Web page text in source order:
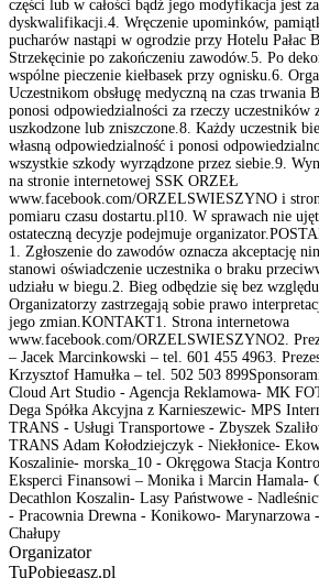
części lub w całości bądź jego modyfikacja jest
dyskwalifikacji.4. Wręczenie upominków,
pucharów nastąpi w ogrodzie przy Hotelu Pałac
Strzekęcinie po zakończeniu zawodów.5. Po
wspólne pieczenie kiełbasek przy ognisku.6.
Uczestnikom obsługę medyczną na czas trwania
ponosi odpowiedzialności za rzeczy uczestników
uszkodzone lub zniszczone.8. Każdy uczestnik
własną odpowiedzialność i ponosi
wszystkie szkody wyrządzone przez siebie.9.
na stronie internetowej SSK ORZEŁ
www.facebook.com/ORZELSWIESZYNO i
pomiaru czasu dostartu.pl10. W sprawach nie
ostateczną decyzje podejmuje
1. Zgłoszenie do zawodów oznacza akceptację
stanowi oświadczenie uczestnika o braku
udziału w biegu.2. Bieg odbędzie się bez
Organizatorzy zastrzegają sobie prawo
jego zmian.KONTAKT1. Strona internetowa
www.facebook.com/ORZELSWIESZYNO2.
– Jacek Marcinkowski – tel. 601 455 4963.
Krzysztof Hamułka – tel. 502 503
Cloud Art Studio - Agencja Reklamowa- MK
Dega Spółka Akcyjna z Karnieszewic- MPS
TRANS - Usługi Transportowe - Zbyszek
TRANS Adam Kołodziejczyk - Niekłonice-
Koszalinie- morska_10 - Okręgowa Stacja
Eksperci Finansowi – Monika i Marcin Hamala-
Decathlon Koszalin- Lasy Państwowe -
- Pracownia Drewna - Konikowo- Marynarzowa
Chałupy
Organizator
TuPobiegasz.pl